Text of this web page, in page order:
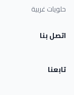
حلويات غربية
اتصل بنا
تابعنا